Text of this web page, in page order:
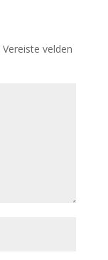
Vereiste velden